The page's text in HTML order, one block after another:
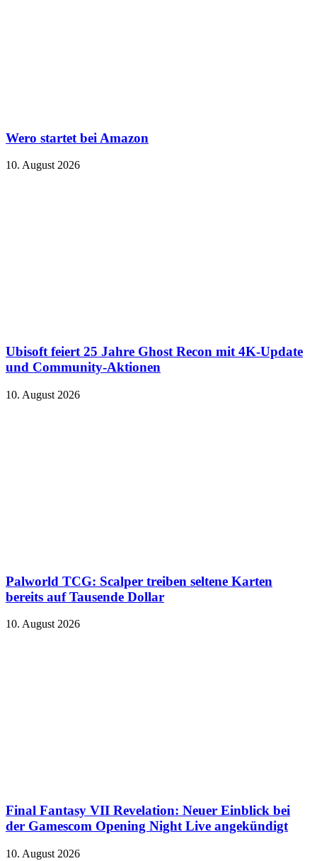
Wero startet bei Amazon
10. August 2026
Ubisoft feiert 25 Jahre Ghost Recon mit 4K-Update
und Community-Aktionen
10. August 2026
Palworld TCG: Scalper treiben seltene Karten
bereits auf Tausende Dollar
10. August 2026
Final Fantasy VII Revelation: Neuer Einblick bei
der Gamescom Opening Night Live angekündigt
10. August 2026